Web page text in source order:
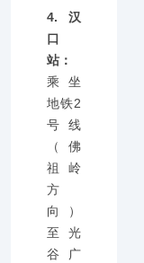
4.汉
口
站：
乘坐
地铁2
号线
（佛
祖岭
方
向）
至光
谷广